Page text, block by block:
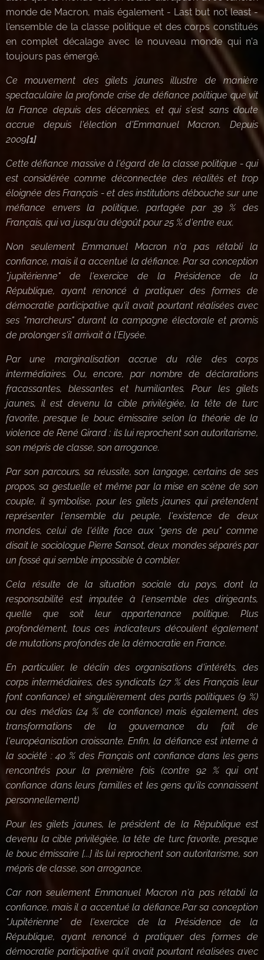
monde de Macron, mais également - Last but not least -
l'ensemble de la classe politique et des corps constitués
en complet décalage avec le nouveau monde qui n'a
toujours pas émergé.
Ce mouvement des gilets jaunes illustre de manière
spectaculaire la profonde crise de défiance politique que vit
la France depuis des décennies, et qui s'est sans doute
accrue depuis l'élection d'Emmanuel Macron. Depuis
2009[1]
Cette défiance massive à l'égard de la classe politique - qui
est considérée comme déconnectée des réalités et trop
éloignée des Français - et des institutions débouche sur une
méfiance envers la politique, partagée par 39 % des
Français, qui va jusqu'au dégoût pour 25 % d'entre eux.
Non seulement Emmanuel Macron n'a pas rétabli la
confiance, mais il a accentué la défiance. Par sa conception
"jupitérienne" de l'exercice de la Présidence de la
République, ayant renoncé à pratiquer des formes de
démocratie participative qu'il avait pourtant réalisées avec
ses "marcheurs" durant la campagne électorale et promis
de prolonger s'il arrivait à l'Elysée.
Par une marginalisation accrue du rôle des corps
intermédiaires. Ou, encore, par nombre de déclarations
fracassantes, blessantes et humiliantes. Pour les gilets
jaunes, il est devenu la cible privilégiée, la tête de turc
favorite, presque le bouc émissaire selon la théorie de la
violence de René Girard : ils lui reprochent son autoritarisme,
son mépris de classe, son arrogance.
Par son parcours, sa réussite, son langage, certains de ses
propos, sa gestuelle et même par la mise en scène de son
couple, il symbolise, pour les gilets jaunes qui prétendent
représenter l'ensemble du peuple, l'existence de deux
mondes, celui de l'élite face aux "gens de peu" comme
disait le sociologue Pierre Sansot, deux mondes séparés par
un fossé qui semble impossible à combler.
Cela résulte de la situation sociale du pays, dont la
responsabilité est imputée à l'ensemble des dirigeants,
quelle que soit leur appartenance politique. Plus
profondément, tous ces indicateurs découlent également
de mutations profondes de la démocratie en France.
En particulier, le déclin des organisations d'intérêts, des
corps intermédiaires, des syndicats (27 % des Français leur
font confiance) et singulièrement des partis politiques (9 %)
ou des médias (24 % de confiance) mais également, des
transformations de la gouvernance du fait de
l'européanisation croissante. Enfin, la défiance est interne à
la société : 40 % des Français ont confiance dans les gens
rencontrés pour la première fois (contre 92 % qui ont
confiance dans leurs familles et les gens qu'ils connaissent
personnellement)
Pour les gilets jaunes, le président de la République est
devenu la cible privilégiée, la tête de turc favorite, presque
le bouc émissaire [...] ils lui reprochent son autoritarisme, son
mépris de classe, son arrogance.
Car non seulement Emmanuel Macron n'a pas rétabli la
confiance, mais il a accentué la défiance.Par sa conception
"Jupitérienne" de l'exercice de la Présidence de la
République, ayant renoncé à pratiquer des formes de
démocratie participative qu'il avait pourtant réalisées avec